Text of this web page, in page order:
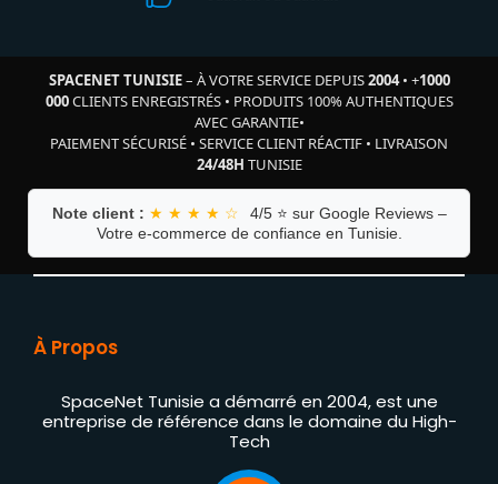
SPACENET TUNISIE– À VOTRE SERVICE DEPUIS2004• +1000
000CLIENTS ENREGISTRÉS• PRODUITS 100% AUTHENTIQUES
AVEC GARANTIE•
PAIEMENT SÉCURISÉ • SERVICE CLIENT RÉACTIF • LIVRAISON
24/48H TUNISIE
Note client : ★ ★ ★ ★ ☆
4/5 ⭐ sur Google Reviews –
Votre e-commerce de confiance en Tunisie.
À Propos
SpaceNet Tunisie a démarré en 2004, est une
entreprise de référence dans le domaine du High-
Tech